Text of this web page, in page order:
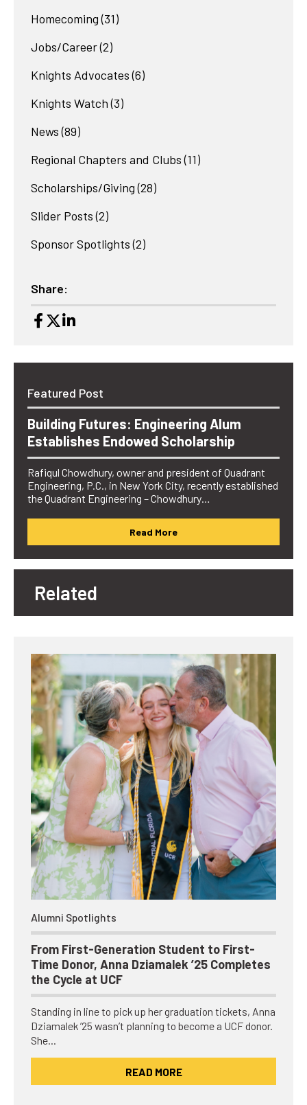
Homecoming (31)
Jobs/Career(2)
Knights Advocates (6)
Knights Watch (3)
News (89)
Regional Chapters and Clubs (11)
Scholarships/Giving (28)
Slider Posts (2)
Sponsor Spotlights (2)
Share:
Featured Post
Building Futures: Engineering Alum
Establishes Endowed Scholarship
Rafiqul Chowdhury, owner and president of Quadrant
Engineering, P.C., in New York City, recently established
the Quadrant Engineering – Chowdhury…
Read More
Related
Alumni Spotlights
From First-Generation Student to First-
Time Donor, Anna Dziamalek ’25 Completes
the Cycle at UCF
Standing in line to pick up her graduation tickets, Anna
Dziamalek ’25 wasn’t planning to become a UCF donor.
She…
READ MORE